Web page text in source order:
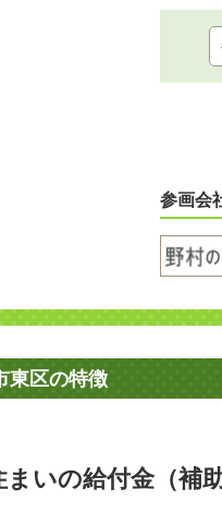
参画会
東区の特徴
まいの給付金（補